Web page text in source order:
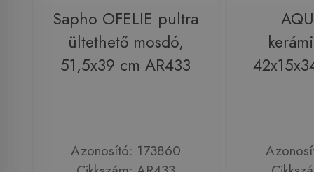
Sapho OFELIE pultra
ültethető mosdó,
51,5x39 cm AR433
Azonosító: 173860